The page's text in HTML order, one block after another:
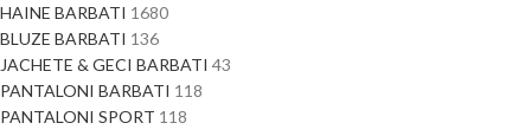
HAINE BARBATI 1680
BLUZE BARBATI 136
JACHETE & GECI BARBATI 43
PANTALONI BARBATI 118
PANTALONI SPORT 118